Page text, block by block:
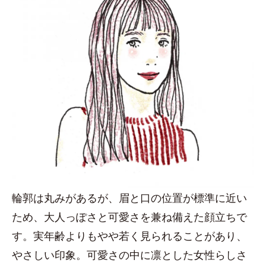
輪郭は丸みがあるが、眉と口の位置が標準に近い
ため、大人っぽさと可愛さを兼ね備えた顔立ちで
す。実年齢よりもやや若く見られることがあり、
やさしい印象。可愛さの中に凛とした女性らしさ